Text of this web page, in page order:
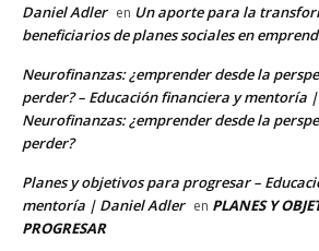
Daniel Adler en Un aporte para la
beneficiarios de planes sociales en
Neurofinanzas: ¿emprender desde la
perder? – Educación financiera y mentoría
Neurofinanzas: ¿emprender desde la
perder?
Planes y objetivos para progresar –
mentoría | Daniel Adler en PLANES Y
PROGRESAR